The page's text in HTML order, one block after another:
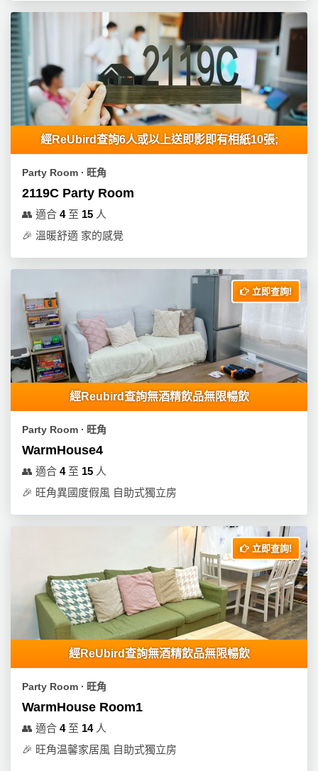
經ReUbird查詢6人或以上送即影即有相紙10張;
Party Room ∙ 旺角
2119C Party Room
👥 適合 4至 15 人
🎉 溫暖舒適 家的感覺
立即查詢!
經Reubird查詢無酒精飲品無限暢飲
Party Room ∙ 旺角
WarmHouse4
👥 適合 4至 15 人
🎉 旺角異國度假風 自助式獨立房
立即查詢!
經ReUbird查詢無酒精飲品無限暢飲
Party Room ∙ 旺角
WarmHouse Room1
👥 適合 4至 14人
🎉 旺角温馨家居風 自助式獨立房